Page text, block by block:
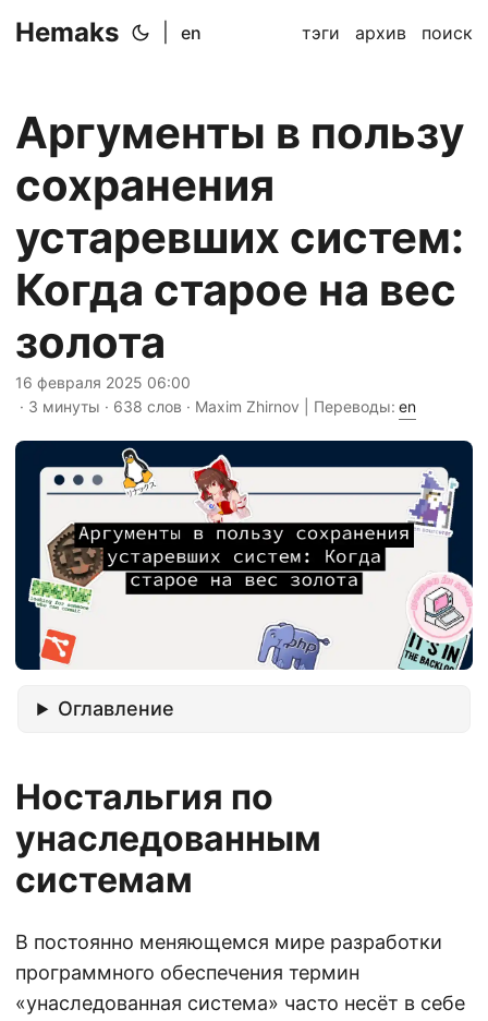
Hemaks en тэги архив поиск
Аргументы в пользу
сохранения
устаревших систем:
Когда старое на вес
золота
16 февраля 2025 06:00
· 3 минуты · 638 слов · Maxim Zhirnov | Переводы: en
Оглавление
Ностальгия по
унаследованным
системам
В постоянно меняющемся мире разработки
программного обеспечения термин
«унаследованная система» часто несёт в себе